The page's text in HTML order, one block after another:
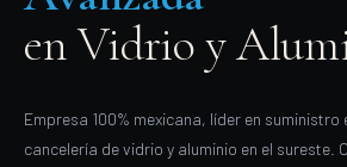
en Vidrio y
Empresa 100% mexicana, líder en
cancelería de vidrio y aluminio en el sureste.